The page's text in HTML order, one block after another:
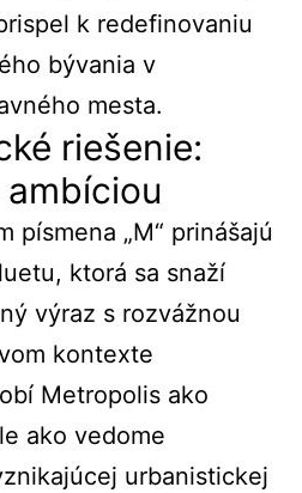
k redefinovaniu
bývania v
mesta.
riešenie:
písmena „M“ prinášajú
ktorá sa snaží
výraz s rozvážnou
kontexte
Metropolis ako
ako vedome
urbanistickej